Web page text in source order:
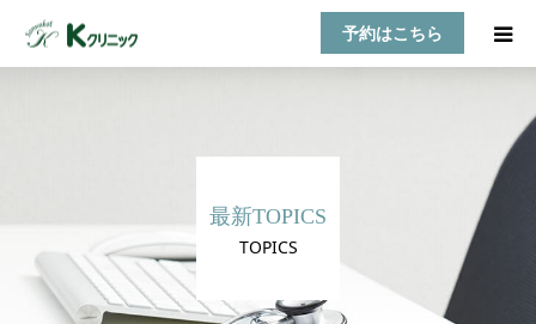
予約はこちら
最新TOPICS
TOPICS
医師紹介